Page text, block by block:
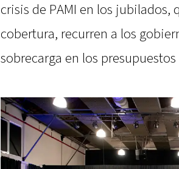
crisis de PAMI en los
cobertura, recurren a los
sobrecarga en los